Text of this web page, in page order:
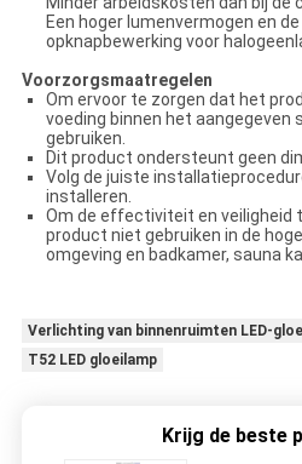
Een hoger lumenvermogen en
opknapbewerking voor
Voorzorgsmaatregelen
Om ervoor te zorgen dat het
voeding binnen het aangegeven
gebruiken.
Dit product ondersteunt geen
Volg de juiste
installeren.
Om de effectiviteit en veiligheid
product niet gebruiken in de
omgeving en badkamer, sauna
Verlichting van binnenruimten LED-
T52 LED gloeilamp
Krijg de beste